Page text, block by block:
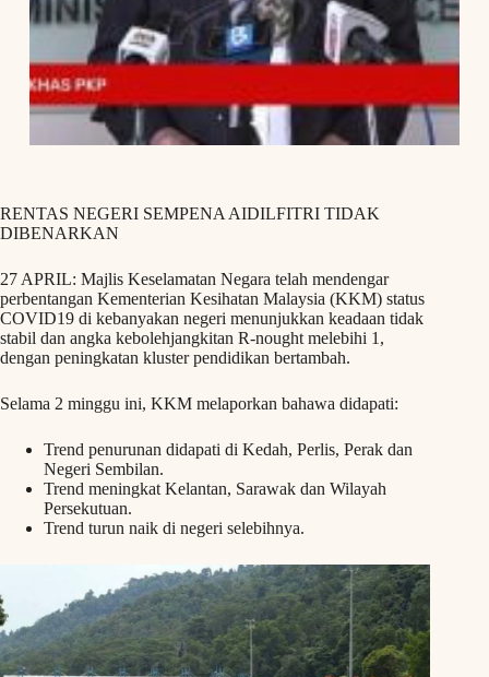
RENTAS NEGERI SEMPENA AIDILFITRI TIDAK
DIBENARKAN
27 APRIL: Majlis Keselamatan Negara telah mendengar
perbentangan Kementerian Kesihatan Malaysia (KKM) status
COVID19 di kebanyakan negeri menunjukkan keadaan tidak
stabil dan angka kebolehjangkitan R-nought melebihi 1,
dengan peningkatan kluster pendidikan bertambah.
Selama 2 minggu ini, KKM melaporkan bahawa didapati:
Trend penurunan didapati di Kedah, Perlis, Perak dan
Negeri Sembilan.
Trend meningkat Kelantan, Sarawak dan Wilayah
Persekutuan.
Trend turun naik di negeri selebihnya.